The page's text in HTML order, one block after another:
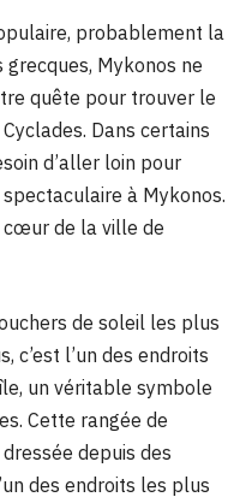
probablement la
Mykonos ne
quête pour trouver le
Dans certains
d’aller loin pour
à Mykonos.
cœur de la ville de
de soleil les plus
c’est l’un des endroits
un véritable symbole
Cette rangée de
depuis des
des endroits les plus